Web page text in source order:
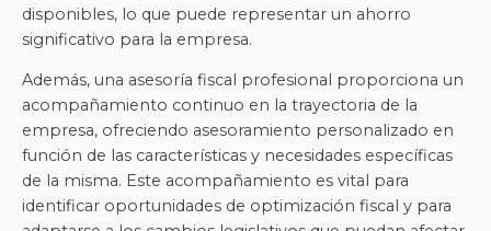
disponibles, lo que puede representar un ahorro
significativo para la empresa.
Además, una asesoría fiscal profesional proporciona un
acompañamiento continuo en la trayectoria de la
empresa, ofreciendo asesoramiento personalizado en
función de las características y necesidades específicas
de la misma. Este acompañamiento es vital para
identificar oportunidades de optimización fiscal y para